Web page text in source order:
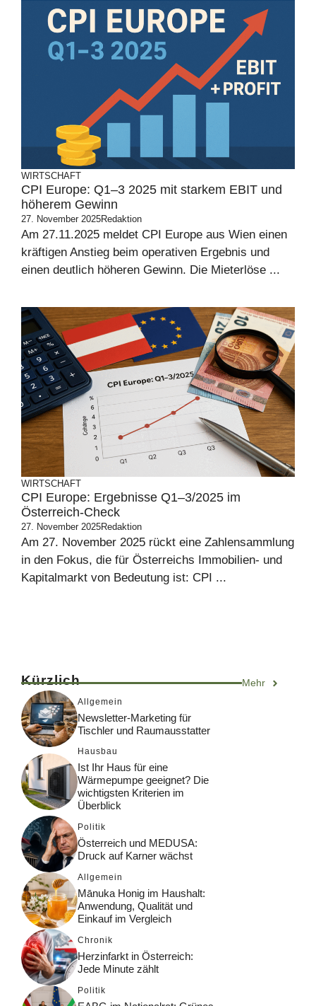
WIRTSCHAFT
CPI Europe: Q1–3 2025 mit starkem EBIT und
höherem Gewinn
27. November 2025Redaktion
Am 27.11.2025 meldet CPI Europe aus Wien einen
kräftigen Anstieg beim operativen Ergebnis und
einen deutlich höheren Gewinn. Die Mieterlöse ...
WIRTSCHAFT
CPI Europe: Ergebnisse Q1–3/2025 im
Österreich-Check
27. November 2025Redaktion
Am 27. November 2025 rückt eine Zahlensammlung
in den Fokus, die für Österreichs Immobilien- und
Kapitalmarkt von Bedeutung ist: CPI ...
Kürzlich Mehr
Allgemein
Newsletter-Marketing für
Tischler und Raumausstatter
Hausbau
Ist Ihr Haus für eine
Wärmepumpe geeignet? Die
wichtigsten Kriterien im
Überblick
Politik
Österreich und MEDUSA:
Druck auf Karner wächst
Allgemein
Mānuka Honig im Haushalt:
Anwendung, Qualität und
Einkauf im Vergleich
Chronik
Herzinfarkt in Österreich:
Jede Minute zählt
Politik